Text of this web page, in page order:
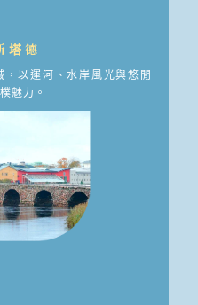
塔德
以運河、水岸風光與悠閒
魅力。